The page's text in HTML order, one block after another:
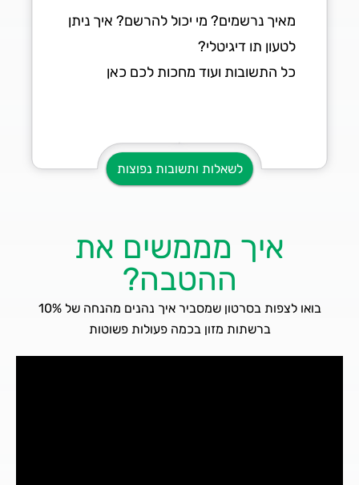
מאיך נרשמים? מי יכול להרשם? איך ניתן
לטעון תו דיגיטלי?
כל התשובות ועוד מחכות לכם כאן
לשאלות ותשובות נפוצות
איך מממשים את
ההטבה?
בואו לצפות בסרטון שמסביר איך נהנים מהנחה של 10%
ברשתות מזון בכמה פעולות פשוטות